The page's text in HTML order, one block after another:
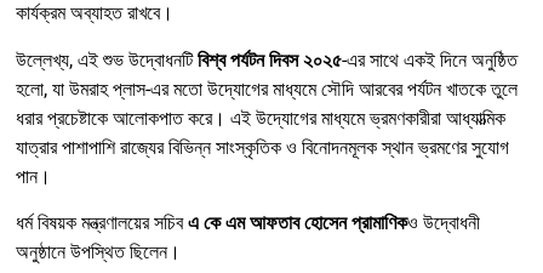
কার্যক্রম অব্যাহত রাখবে।
উল্লেখ্য, এই শুভ উদ্বোধনটিবিশ্ব পর্যটন দিবস ২০২৫-এর সাথে একই দিনে অনুষ্ঠিত
হলো, যা উমরাহ প্লাস-এর মতো উদ্যোগের মাধ্যমে সৌদি আরবের পর্যটন খাতকে তুলে
ধরার প্রচেষ্টাকে আলোকপাত করে। এই উদ্যোগের মাধ্যমে ভ্রমণকারীরা আধ্যাত্মিক
যাত্রার পাশাপাশি রাজ্যের বিভিন্ন সাংস্কৃতিক ও বিনোদনমূলক স্থান ভ্রমণের সুযোগ
পান।
ধর্ম বিষয়ক মন্ত্রণালয়ের সচিবএ কে এম আফতাব হোসেন প্রামাণিকও উদ্বোধনী
অনুষ্ঠানে উপস্থিত ছিলেন।